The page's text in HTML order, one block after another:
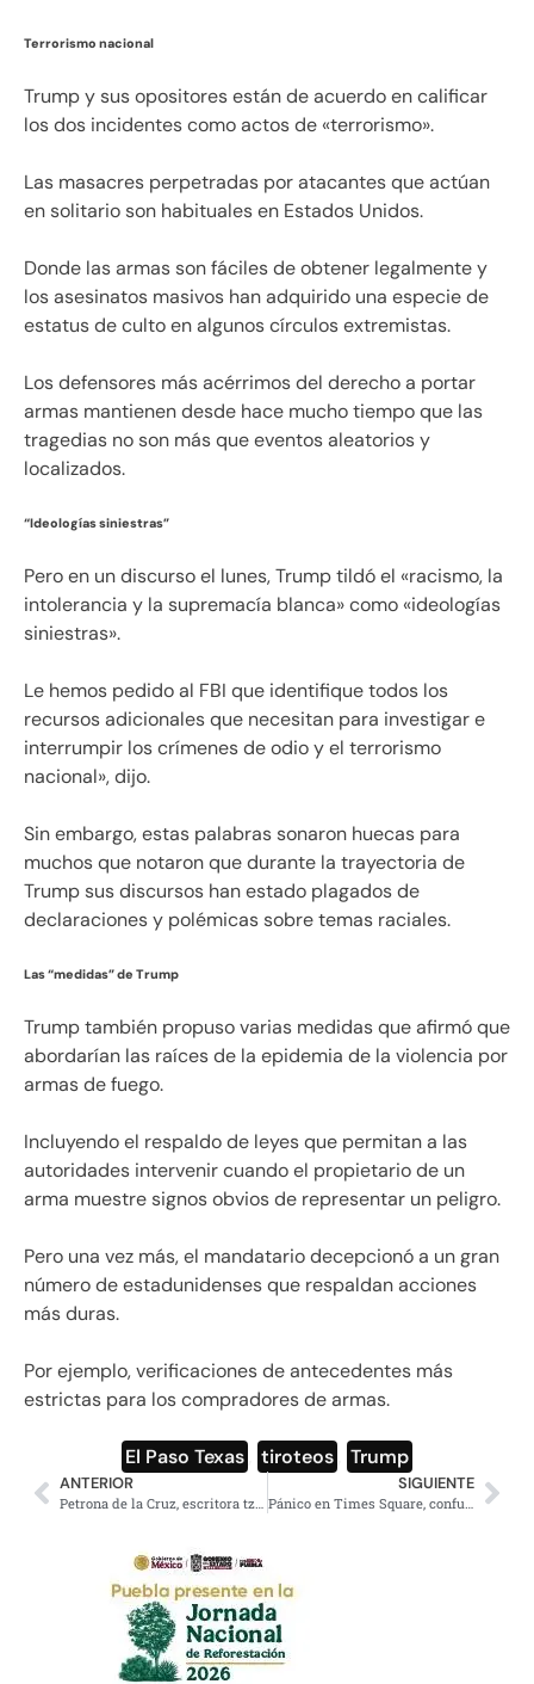
Terrorismo nacional
Trump y sus opositores están de acuerdo en calificar
los dos incidentes como actos de «terrorismo».
Las masacres perpetradas por atacantes que actúan
en solitario son habituales en Estados Unidos.
Donde las armas son fáciles de obtener legalmente y
los asesinatos masivos han adquirido una especie de
estatus de culto en algunos círculos extremistas.
Los defensores más acérrimos del derecho a portar
armas mantienen desde hace mucho tiempo que las
tragedias no son más que eventos aleatorios y
localizados.
“Ideologías siniestras”
Pero en un discurso el lunes, Trump tildó el «racismo, la
intolerancia y la supremacía blanca» como «ideologías
siniestras».
Le hemos pedido al FBI que identifique todos los
recursos adicionales que necesitan para investigar e
interrumpir los crímenes de odio y el terrorismo
nacional», dijo.
Sin embargo, estas palabras sonaron huecas para
muchos que notaron que durante la trayectoria de
Trump sus discursos han estado plagados de
declaraciones y polémicas sobre temas raciales.
Las “medidas” de Trump
Trump también propuso varias medidas que afirmó que
abordarían las raíces de la epidemia de la violencia por
armas de fuego.
Incluyendo el respaldo de leyes que permitan a las
autoridades intervenir cuando el propietario de un
arma muestre signos obvios de representar un peligro.
Pero una vez más, el mandatario decepcionó a un gran
número de estadunidenses que respaldan acciones
más duras.
Por ejemplo, verificaciones de antecedentes más
estrictas para los compradores de armas.
El Paso Texas tiroteos Trump
ANTERIOR
Petrona de la Cruz, escritora tzotzil recibe medalla Rosario Castellanos
SIGUIENTE
Pánico en Times Square, confunden estruendo con un tiroteo